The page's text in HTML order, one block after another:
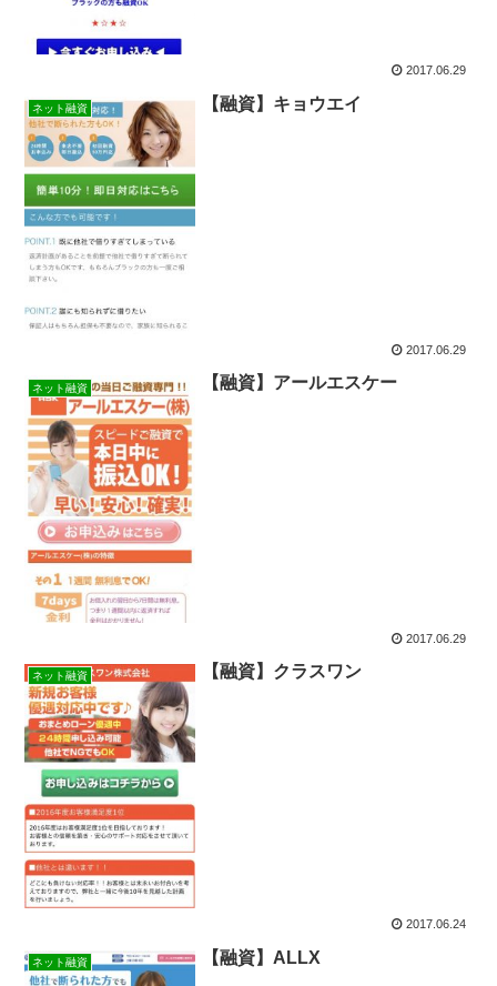
2017.06.29
ネット融資 【融資】キョウエイ
2017.06.29
ネット融資 【融資】アールエスケー
2017.06.29
ネット融資 【融資】クラスワン
2017.06.24
ネット融資 【融資】ALLX